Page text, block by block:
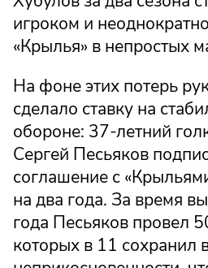
игроком и
«Крылья» в непростых
На фоне этих потерь
сделало ставку на
обороне: 37-летний
Сергей Песьяков
соглашение с
на два года. За время
года Песьяков провел
которых в 11 сохранил